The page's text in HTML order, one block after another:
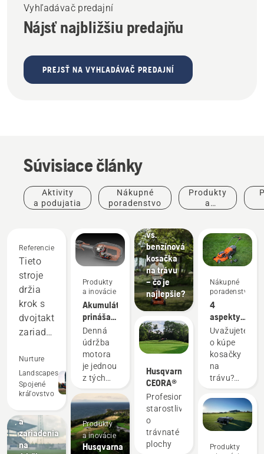
Vyhľadávač predajní
Nájsť najbližšiu predajňu
PREJSŤ NA VYHĽADÁVAČ PREDAJNÍ
Súvisiace články
Aktivity
a podujatia
Nákupné
poradenstvo
Produkty
a
Referencie
Tieto
stroje
držia
krok s
dvojtaktnými
zariadeniami
dosahujú
lepšie
výsledky
mnohých
oblastiach.
Šetria
Nurture
Landscapes
Spojené
kráľovstvo
Športové
kluby
a
zariadenia
na
Produkty
a inovácie
Akumulátor
prináša
menej
údržby a
plynulejší
pracovný
deň
Denná
údržba
motora
je jednou
z tých
náročných
záležitostí,
ktoré
zvyknú
narušiť
Produkty
a inovácie
Husqvarna
vs.
benzínová
kosačka
na trávu
– čo je
najlepšie?
Husqvarna
CEORA®
Profesionálna
starostlivosť
o
trávnaté
plochy
Nákupné
poradenstvo
4
aspekty,
ktoré
treba
zvážiť pri
kúpe
kosačky
Uvažujete
o kúpe
kosačky
na
trávu?
niekoľko
aspektov
vám
vybrať si
Produkty